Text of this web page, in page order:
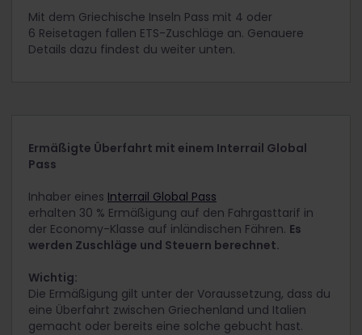
Mit dem Griechische Inseln Pass mit 4 oder
6 Reisetagen fallen ETS-Zuschläge an. Genauere
Details dazu findest du weiter unten.
Ermäßigte Überfahrt mit einem Interrail Global
Pass
Inhaber eines Interrail Global Pass
erhalten 30 % Ermäßigung auf den Fahrgasttarif in
der Economy-Klasse auf inländischen Fähren. Es
werden Zuschläge und Steuern berechnet.
Wichtig:
Die Ermäßigung gilt unter der Voraussetzung, dass du
eine Überfahrt zwischen Griechenland und Italien
gemacht oder bereits eine solche gebucht hast.